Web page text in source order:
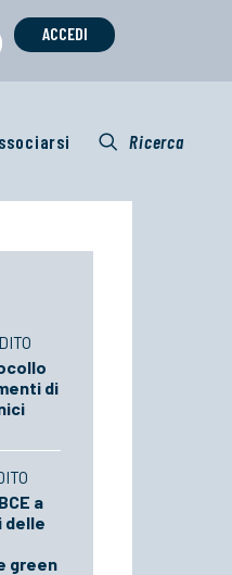
ACCEDI
Ricerca
di
a
delle
green